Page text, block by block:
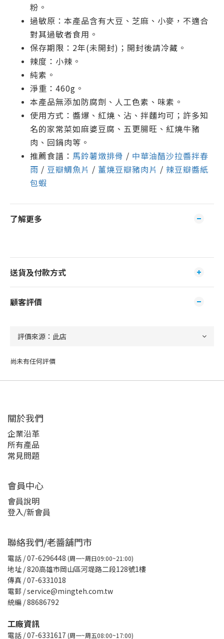
粉。
過敏原：本產品含有大豆、芝麻、小麥，不適合
對其過敏者食用。
保存期限：2年(未開封)；開封後請冷藏。
辣度：小辣。
純素。
淨重：460g。
本產品無添加防腐劑、人工色素、味素。
使用方式：醬爆、紅燒、沾、拌麵均可；許多知
名的家常菜如麻婆豆腐、五更腸旺、紅燒牛豬
肉、回鍋肉等。
推薦食譜： 馬鈴薯燉排骨 / 中華油醋沙拉醬拌春
雨 / 豆瓣鯛魚片 / 薑燒豆瓣豬肉片 / 辣豆瓣醬紙
包蝦
了解更多
送貨及付款方式
顧客評價
尚未有任何評價
關於我們
企業沿革
所有產品
常見問題
會員中心
會員說明
登入/新會員
聯絡我們/老醬舖門市
電話 / 07-6296448 (周一~周日09:00~21:00)
地址 / 820高雄市岡山區河堤路二段128號1樓
傳真 / 07-6331018
電郵 / service@mingteh.com.tw
統編 / 88686792
工廠資訊
電話 / 07-6331617 (周一~周五08:00~17:00)